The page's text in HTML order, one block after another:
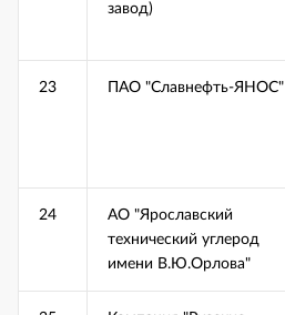
завод)
23 ПАО "Славнефть-ЯНОС"
24
АО "Ярославский
технический углерод
имени В.Ю.Орлова"